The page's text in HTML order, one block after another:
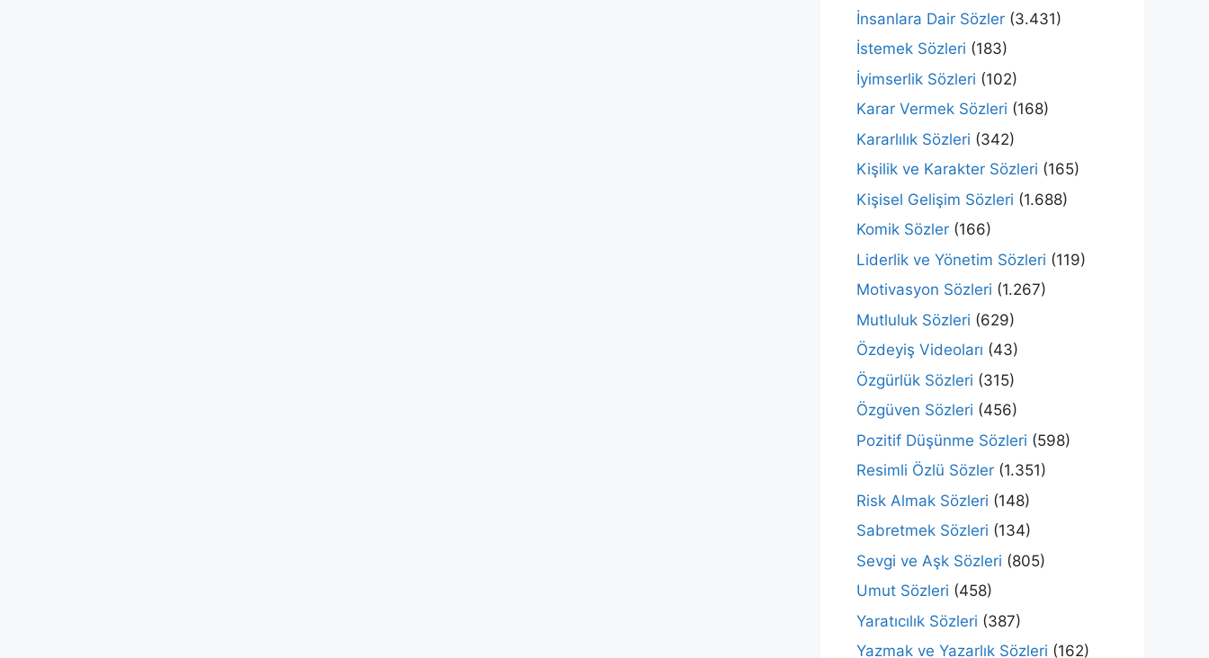
İnsanlara Dair Sözler (3.431)
İstemek Sözleri (183)
İyimserlik Sözleri (102)
Karar Vermek Sözleri (168)
Kararlılık Sözleri (342)
Kişilik ve Karakter Sözleri (165)
Kişisel Gelişim Sözleri (1.688)
Komik Sözler (166)
Liderlik ve Yönetim Sözleri (119)
Motivasyon Sözleri (1.267)
Mutluluk Sözleri (629)
Özdeyiş Videoları (43)
Özgürlük Sözleri (315)
Özgüven Sözleri (456)
Pozitif Düşünme Sözleri (598)
Resimli Özlü Sözler (1.351)
Risk Almak Sözleri (148)
Sabretmek Sözleri (134)
Sevgi ve Aşk Sözleri (805)
Umut Sözleri (458)
Yaratıcılık Sözleri (387)
Yazmak ve Yazarlık Sözleri (162)